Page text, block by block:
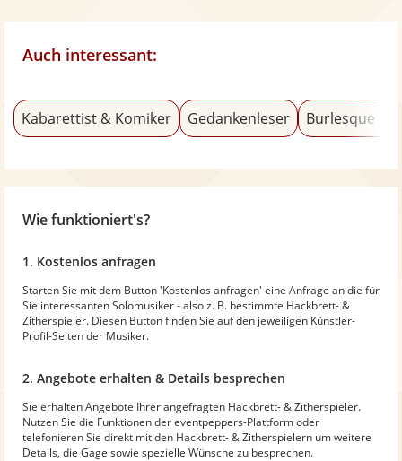
Auch interessant:
Kabarettist & Komiker Gedankenleser Burlesque
Wie funktioniert's?
1. Kostenlos anfragen
Starten Sie mit dem Button 'Kostenlos anfragen' eine Anfrage an die für
Sie interessanten Solomusiker - also z. B. bestimmte Hackbrett- &
Zitherspieler. Diesen Button finden Sie auf den jeweiligen Künstler-
Profil-Seiten der Musiker.
2. Angebote erhalten & Details besprechen
Sie erhalten Angebote Ihrer angefragten Hackbrett- & Zitherspieler.
Nutzen Sie die Funktionen der eventpeppers-Plattform oder
telefonieren Sie direkt mit den Hackbrett- & Zitherspielern um weitere
Details, die Gage sowie spezielle Wünsche zu besprechen.